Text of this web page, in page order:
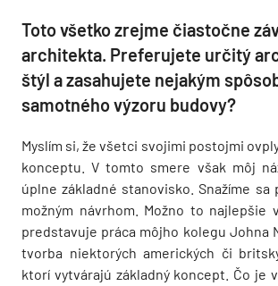
Toto všetko zrejme čiastočne
architekta. Preferujete určitý
štýl a zasahujete nejakým
samotného výzoru budovy?
Myslím si, že všetci svojimi postojmi
konceptu. V tomto smere však môj
úplne základné stanovisko. Snažíme sa
možným návrhom. Možno to najlepšie
predstavuje práca môjho kolegu Johna
tvorba niektorých amerických či
ktorí vytvárajú základný koncept. Čo je